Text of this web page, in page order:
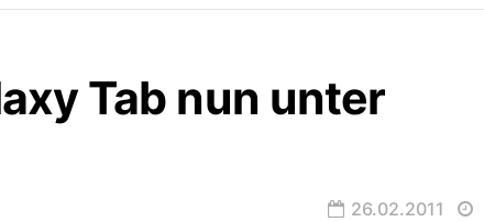
Tab nun unter
26.02.2011